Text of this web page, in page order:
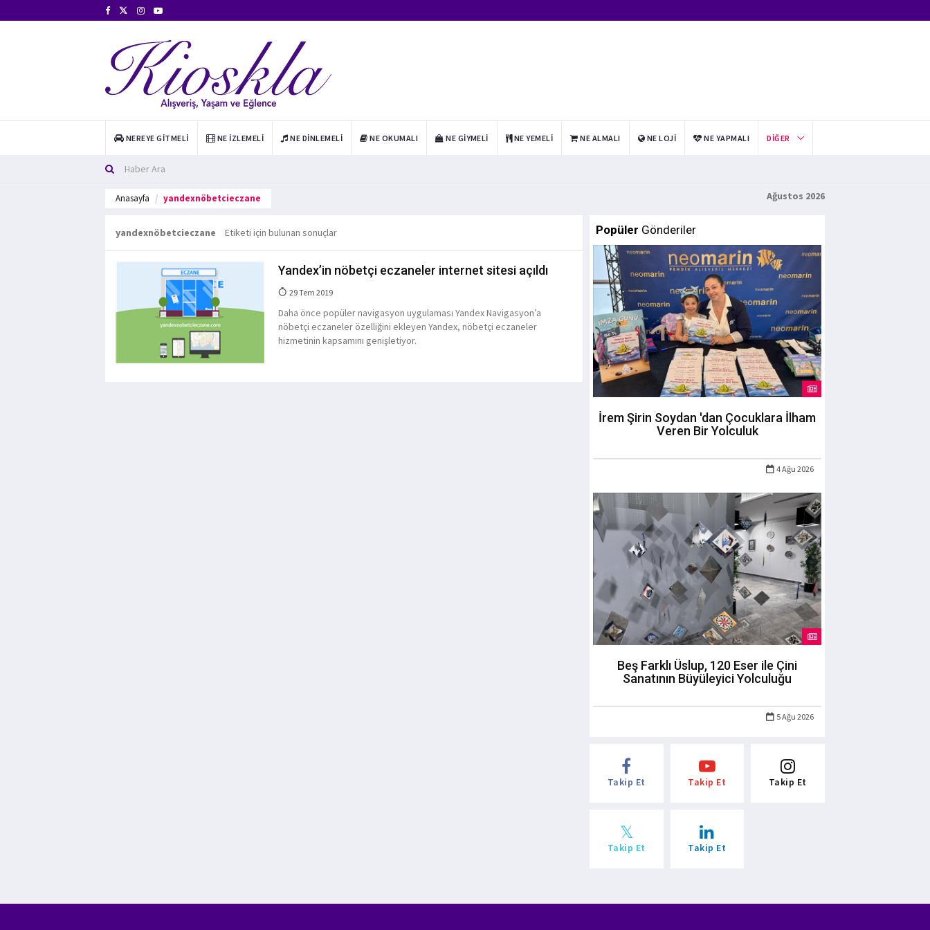
NEREYE GITMELI NE İZLEMELI NE DINLEMELI NE OKUMALI NE GIYMELI NE YEMELI NE ALMALI NE LOJI NE YAPMALI DIĞER
Anasayfa yandexnöbetcieczane Ağustos 2026
yandexnöbetcieczane Etiketi için bulunan sonuçlar
Yandex’in nöbetçi eczaneler internet sitesi açıldı
29 Tem 2019
Daha önce popüler navigasyon uygulaması Yandex Navigasyon’a
nöbetçi eczaneler özelliğini ekleyen Yandex, nöbetçi eczaneler
hizmetinin kapsamını genişletiyor.
Popüler Gönderiler
İrem Şirin Soydan 'dan Çocuklara İlham
Veren Bir Yolculuk
4 Ağu 2026
Beş Farklı Üslup, 120 Eser ile Çini
Sanatının Büyüleyici Yolculuğu
5 Ağu 2026
Takip Et Takip Et Takip Et
Takip Et Takip Et